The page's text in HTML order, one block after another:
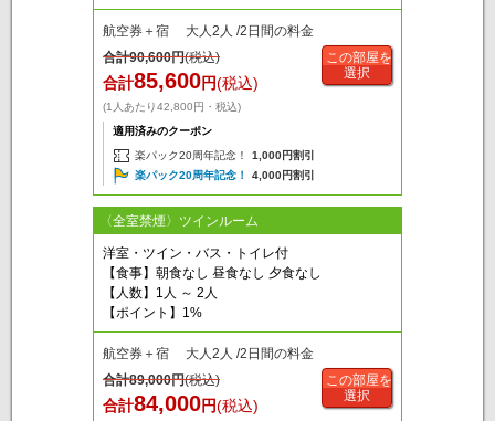
航空券＋宿 大人2人 /2日間の料金
合計90,600円(税込)
合計85,600円(税込)
(1人あたり42,800円・税込)
適用済みのクーポン
楽パック20周年記念！
1,000円割引
楽パック20周年記念！
4,000円割引
この部屋を
選択
〈全室禁煙〉ツインルーム
洋室・ツイン・バス・トイレ付
【食事】朝食なし 昼食なし 夕食なし
【人数】1人 ～ 2人
【ポイント】1%
航空券＋宿 大人2人 /2日間の料金
合計89,000円(税込)
合計84,000円(税込)
この部屋を
選択